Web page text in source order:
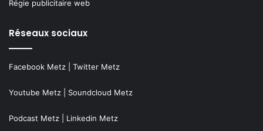
Régie publicitaire web
Réseaux sociaux
Facebook Metz Twitter Metz
Youtube Metz Soundcloud Metz
Podcast Metz Linkedin Metz